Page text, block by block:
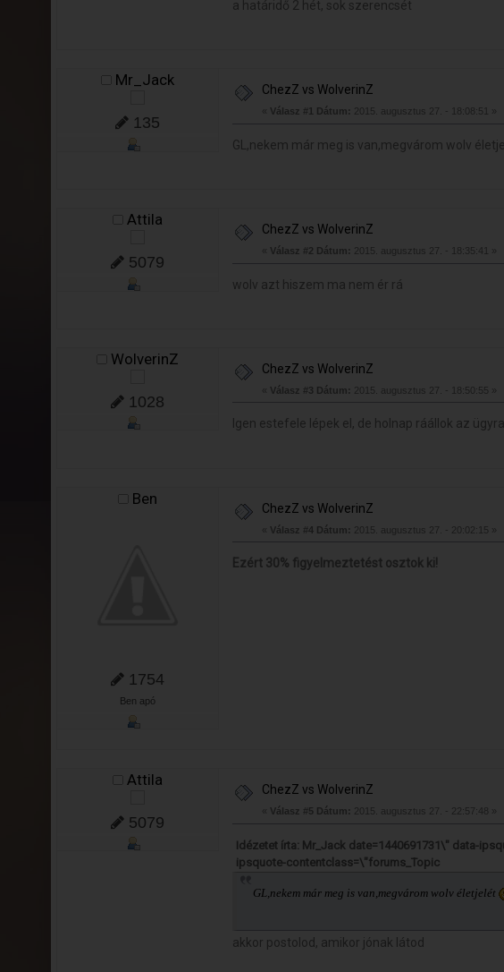
a határidő 2 hét, sok szerencsét
Mr_Jack
135
ChezZ vs WolverinZ
« Válasz #1 Dátum: 2015. augusztus 27. - 18:08:51 »
GL,nekem már meg is van,megvárom wolv
Attila
5079
ChezZ vs WolverinZ
« Válasz #2 Dátum: 2015. augusztus 27. - 18:35:41 »
wolv azt hiszem ma nem ér rá
WolverinZ
1028
ChezZ vs WolverinZ
« Válasz #3 Dátum: 2015. augusztus 27. - 18:50:55 »
Igen estefele lépek el, de holnap ráállok az ügyra
Ben
1754
Ben apó
ChezZ vs WolverinZ
« Válasz #4 Dátum: 2015. augusztus 27. - 20:02:15 »
Ezért 30% figyelmeztetést osztok ki!
Attila
5079
ChezZ vs WolverinZ
« Válasz #5 Dátum: 2015. augusztus 27. - 22:57:48 »
Idézetet írta: Mr_Jack date=1440691731\" data-
ipsquote-contentclass=\"forums_Topic
GL,nekem már meg is van,megvárom wolv életjelét
akkor postolod, amikor jónak látod